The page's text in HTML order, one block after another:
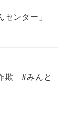
ンター」
欺 #みんと